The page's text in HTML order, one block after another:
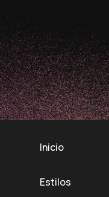
Inicio
Estilos